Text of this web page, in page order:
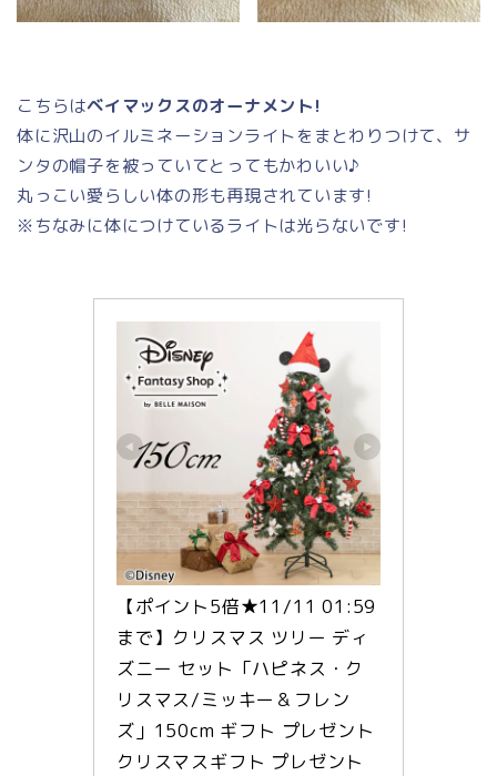
こちらはベイマックスのオーナメント!
体に沢山のイルミネーションライトをまとわりつけて、サ
ンタの帽子を被っていてとってもかわいい♪
丸っこい愛らしい体の形も再現されています!
※ちなみに体につけているライトは光らないです!
【ポイント5倍★11/11 01:59
まで】クリスマス ツリー ディ
ズニー セット「ハピネス・ク
リスマス/ミッキー＆フレン
ズ」150cm ギフト プレゼント
クリスマスギフト プレゼント